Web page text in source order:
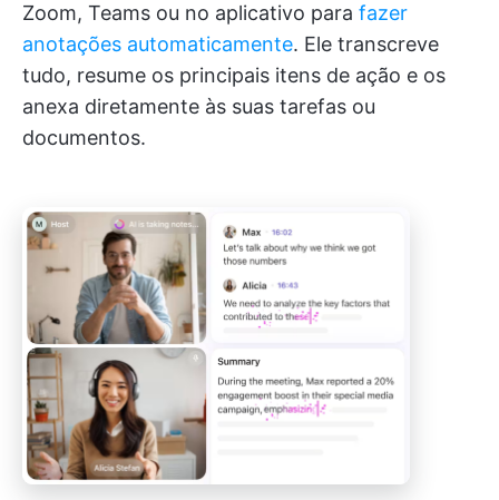
Zoom, Teams ou no aplicativo para fazer
anotações automaticamente. Ele transcreve
tudo, resume os principais itens de ação e os
anexa diretamente às suas tarefas ou
documentos.